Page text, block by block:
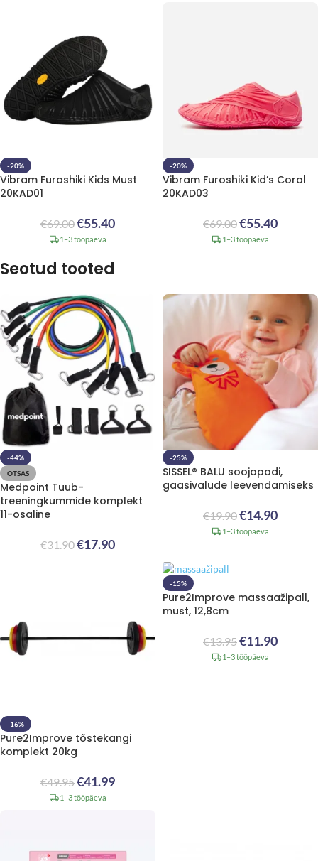
-20%
Vibram Furoshiki Kids Must
20KAD01
€69.00€55.40
1–3 tööpäeva
-20%
Vibram Furoshiki Kid’s Coral
20KAD03
€69.00€55.40
1–3 tööpäeva
Seotud tooted
-44%
OTSAS
Medpoint Tuub-
treeningkummide komplekt
11-osaline
€31.90€17.90
-25%
SISSEL® BALU soojapadi,
gaasivalude leevendamiseks
€19.90€14.90
1–3 tööpäeva
-16%
Pure2Improve tõstekangi
komplekt 20kg
€49.95€41.99
1–3 tööpäeva
-15%
Pure2Improve massaažipall,
must, 12,8cm
€13.95€11.90
1–3 tööpäeva